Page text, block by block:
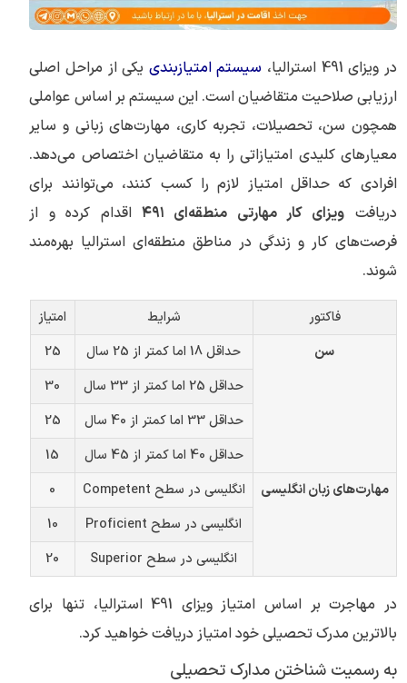
در ویزای 491 استرالیا، سیستم امتیازبندی یکی از مراحل اصلی
ارزیابی صلاحیت متقاضیان است. این سیستم بر اساس عواملی
همچون سن، تحصیلات، تجربه کاری، مهارت‌های زبانی و سایر
معیارهای کلیدی امتیازاتی را به متقاضیان اختصاص می‌دهد.
افرادی که حداقل امتیاز لازم را کسب کنند، می‌توانند برای
دریافت ویزای کار مهارتی منطقه‌ای ۴۹۱ اقدام کرده و از
فرصت‌های کار و زندگی در مناطق منطقه‌ای استرالیا بهره‌مند
شوند.
فاکتور شرایط
امتیاز
سن
حداقل 18 اما کمتر از 25 سال
25
حداقل 25 اما کمتر از 33 سال
30
حداقل 33 اما کمتر از 40 سال
25
حداقل 40 اما کمتر از 45 سال
15
مهارت‌های زبان انگلیسی
انگلیسی در سطح Competent
0
انگلیسی در سطح Proficient
10
انگلیسی در سطح Superior
20
در مهاجرت بر اساس امتیاز ویزای 491 استرالیا، تنها برای
بالاترین مدرک تحصیلی خود امتیاز دریافت خواهید کرد.
به رسمیت شناختن مدارک تحصیلی